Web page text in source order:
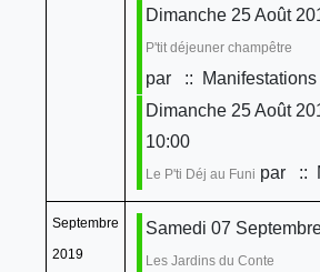
Dimanche 25 Août
P'tit déjeuner champêtre
par
:: Manifestations
Dimanche 25 Août
10:00
Le P'ti Déj au Funi par ::
Septembre
2019
Samedi 07
Les Jardins du Conte